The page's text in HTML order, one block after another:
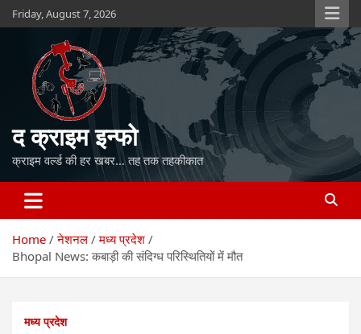
Skip
to
Friday, August 7, 2026
द क्राइम इन्फो
क्राइम वर्ल्ड की हर खबर… तह तक तहकीकात
Home नेशनल
मध्य प्रदेश
Bhopal News: कबाड़ी की संदिग्ध परिस्थितियों में मौत
मध्य प्रदेश